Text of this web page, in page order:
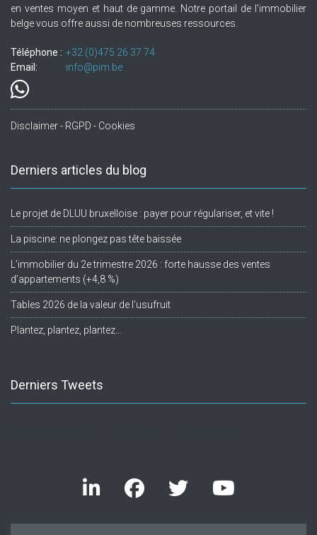
en ventes moyen et haut de gamme. Notre portail de l'immobilier
belge vous offre aussi de nombreuses ressources.
Téléphone : +32.(0)475 26 37 74
Email:
info@pim.be
Disclaimer - RGPD - Cookies
Derniers articles du blog
Le projet de DLUU bruxelloise : payer pour régulariser, et vite !
La piscine: ne plongez pas tête baissée
L’immobilier du 2e trimestre 2026 : forte hausse des ventes
d’appartements (+4,8 %)
Tables 2026 de la valeur de l’usufruit
Plantez, plantez, plantez…
Derniers Tweets